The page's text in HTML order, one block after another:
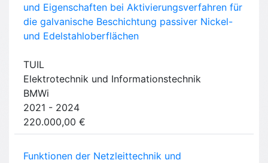
und Eigenschaften bei Aktivierungsverfahren für
die galvanische Beschichtung passiver Nickel-
und Edelstahloberflächen
TUIL
Elektrotechnik und Informationstechnik
BMWi
2021 - 2024
220.000,00 €
Funktionen der Netzleittechnik und